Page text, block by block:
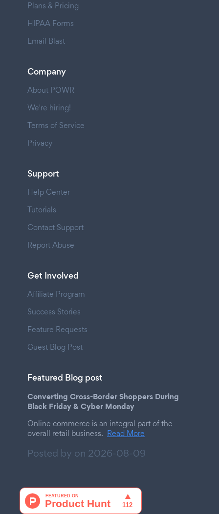
Plans & Pricing
HIPAA Forms
Email Blast
Company
About POWR
We're hiring!
Terms of Service
Privacy
Support
Help Center
Tutorials
Contact Support
Report Abuse
Get Involved
Affiliate Program
Success Stories
Feature Requests
Guest Blog Post
Featured Blog post
Converting Cross-Border Shoppers During
Black Friday & Cyber Monday
Online commerce is an integral part of the
overall retail business. Read More
Posted by on 2026-08-09